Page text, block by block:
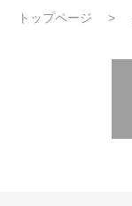
トップページ